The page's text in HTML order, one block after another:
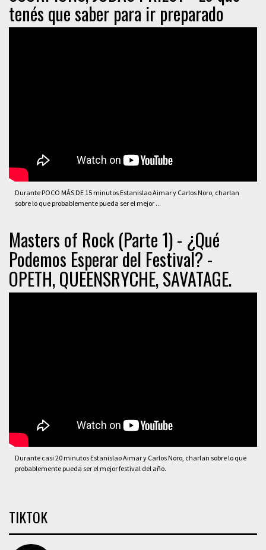
tenés que saber para ir preparado
Durante POCO MÁS DE 15 minutos Estanislao Aimar y Carlos Noro, charlan
sobre lo que probablemente pueda ser el mejor ...
Masters of Rock (Parte 1) - ¿Qué
Podemos Esperar del Festival? -
OPETH, QUEENSRYCHE, SAVATAGE.
Durante casi 20 minutos Estanislao Aimar y Carlos Noro, charlan sobre lo que
probablemente pueda ser el mejor festival del año.
TIKTOK